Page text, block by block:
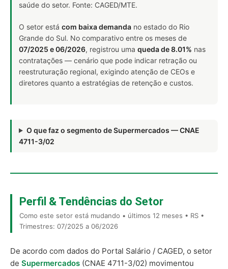
saúde do setor. Fonte: CAGED/MTE.
O setor está com baixa demanda no estado do Rio
Grande do Sul. No comparativo entre os meses de
07/2025 e 06/2026, registrou uma queda de 8.01% nas
contratações — cenário que pode indicar retração ou
reestruturação regional, exigindo atenção de CEOs e
diretores quanto a estratégias de retenção e custos.
O que faz o segmento de Supermercados — CNAE
4711-3/02
Perfil & Tendências do Setor
Como este setor está mudando • últimos 12 meses • RS •
Trimestres: 07/2025 a 06/2026
De acordo com dados do Portal Salário / CAGED, o setor
de Supermercados (CNAE 4711-3/02) movimentou